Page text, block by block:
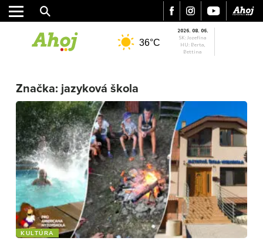
MESTO
REGIÓN
ŠPORT
KULTÚRA
FOTKY
VIDEO
MIX
36°C
2026. 08. 06.
SK: Jozefína
HU: Berta,
Bettina
Značka: jazyková škola
KULTÚRA